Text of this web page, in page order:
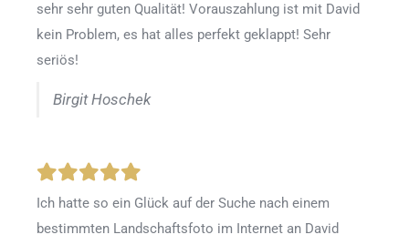
sehr sehr guten Qualität! Vorauszahlung ist mit David
kein Problem, es hat alles perfekt geklappt! Sehr
seriös!
Birgit Hoschek
Ich hatte so ein Glück auf der Suche nach einem
bestimmten Landschaftsfoto im Internet an David